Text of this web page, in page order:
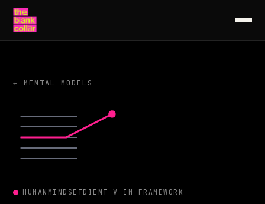
← MENTAL MODELS
HUMAN MINDSETDIENT V IM FRAMEWORK